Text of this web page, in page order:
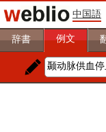
中国語
辞書 例文